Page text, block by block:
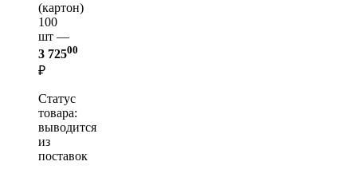
(картон)
100
шт —
3 72500
₽
Статус
товара:
выводится
из
поставок